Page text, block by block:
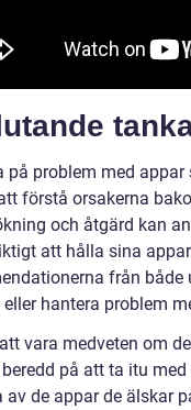
på problem med
förstå orsakerna
och åtgärd kan
att hålla sina
från
hantera problem
vara medveten om
på att ta itu
av de appar de älskar